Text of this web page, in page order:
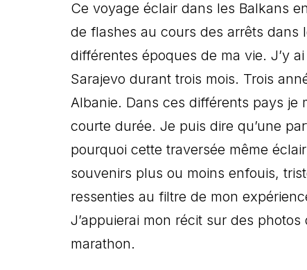
Ce voyage éclair dans les Balkans
de flashes au cours des arrêts dans
différentes époques de ma vie. J’y
Sarajevo durant trois mois. Trois
Albanie. Dans ces différents pays je
courte durée. Je puis dire qu’une
pourquoi cette traversée même
souvenirs plus ou moins enfouis,
ressenties au filtre de mon
J’appuierai mon récit sur des
marathon.